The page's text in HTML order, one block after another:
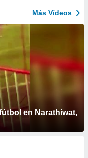
Más Vídeos
en Narathiwat,